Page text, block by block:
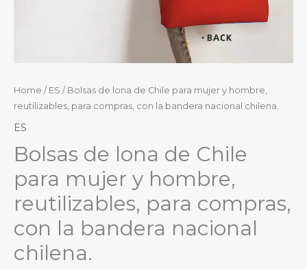
Home / ES / Bolsas de lona de Chile para mujer y hombre,
reutilizables, para compras, con la bandera nacional chilena.
ES
Bolsas de lona de Chile
para mujer y hombre,
reutilizables, para compras,
con la bandera nacional
chilena.